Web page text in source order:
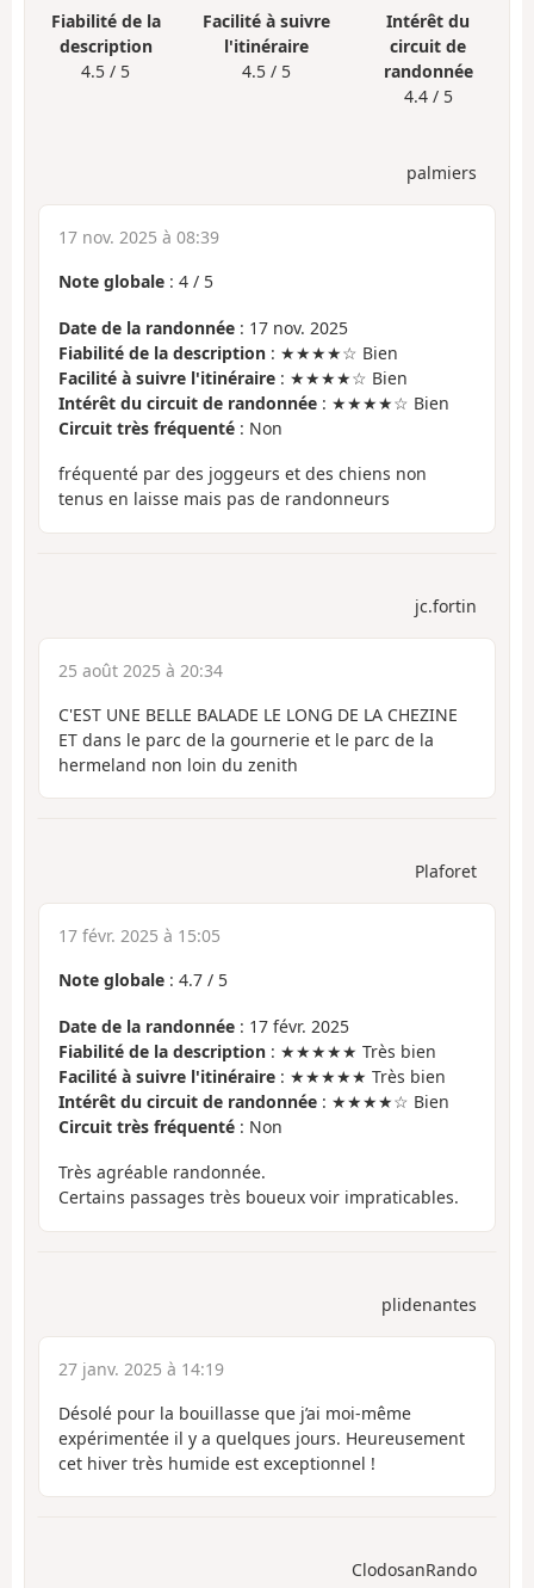
Fiabilité de la
description
4.5 / 5
Facilité à suivre
l'itinéraire
4.5 / 5
Intérêt du
circuit de
randonnée
4.4 / 5
palmiers
17 nov. 2025 à 08:39
Note globale : 4 / 5
Date de la randonnée : 17 nov. 2025
Fiabilité de la description : ★★★★☆ Bien
Facilité à suivre l'itinéraire : ★★★★☆ Bien
Intérêt du circuit de randonnée : ★★★★☆ Bien
Circuit très fréquenté : Non
fréquenté par des joggeurs et des chiens non
tenus en laisse mais pas de randonneurs
jc.fortin
25 août 2025 à 20:34
C'EST UNE BELLE BALADE LE LONG DE LA CHEZINE
ET dans le parc de la gournerie et le parc de la
hermeland non loin du zenith
Plaforet
17 févr. 2025 à 15:05
Note globale : 4.7 / 5
Date de la randonnée : 17 févr. 2025
Fiabilité de la description : ★★★★★ Très bien
Facilité à suivre l'itinéraire : ★★★★★ Très bien
Intérêt du circuit de randonnée : ★★★★☆ Bien
Circuit très fréquenté : Non
Très agréable randonnée.
Certains passages très boueux voir impraticables.
plidenantes
27 janv. 2025 à 14:19
Désolé pour la bouillasse que j’ai moi-même
expérimentée il y a quelques jours. Heureusement
cet hiver très humide est exceptionnel !
ClodosanRando